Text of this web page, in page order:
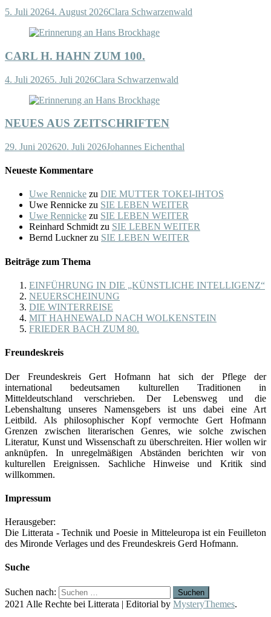
5. Juli 20264. August 2026Clara Schwarzenwald
CARL H. HAHN ZUM 100.
4. Juli 20265. Juli 2026Clara Schwarzenwald
NEUES AUS ZEITSCHRIFTEN
29. Juni 202620. Juli 2026Johannes Eichenthal
Neueste Kommentare
Uwe Rennicke zu DIE MUTTER TOKEI-IHTOS
Uwe Rennicke zu SIE LEBEN WEITER
Uwe Rennicke zu SIE LEBEN WEITER
Reinhard Schmidtzu SIE LEBEN WEITER
Bernd Lucknerzu SIE LEBEN WEITER
Beiträge zum Thema
EINFÜHRUNG IN DIE „KÜNSTLICHE INTELLIGENZ“
NEUERSCHEINUNG
DIE WINTERREISE
MIT HAHNEWALD NACH WOLKENSTEIN
FRIEDER BACH ZUM 80.
Freundeskreis
Der Freundeskreis Gert Hofmann hat sich der Pflege der
international bedeutsamen kulturellen Traditionen in
Mitteldeutschland verschrieben. Der Lebensweg und die
Lebenshaltung unseres Namensgebers ist uns dabei eine Art
Leitbild. Als philosophischer Kopf vermochte Gert Hofmann
Grenzen zwischen literarischen Genres, wie solche zwischen
Literatur, Kunst und Wissenschaft zu überschreiten. Hier wollen wir
anknüpfen. In unregelmäßigen Abständen berichten wir von
kulturellen Ereignissen. Sachliche Hinweise und Kritik sind
willkommen.
Impressum
Herausgeber:
Die Litterata - Technik und Poesie in Mitteleuropa ist ein Feuilleton
des Mironde Verlages und des Freundeskreis Gerd Hofmann.
Suche
Suchen nach:
2021 Alle Rechte bei Litterata | Editorial by MysteryThemes.